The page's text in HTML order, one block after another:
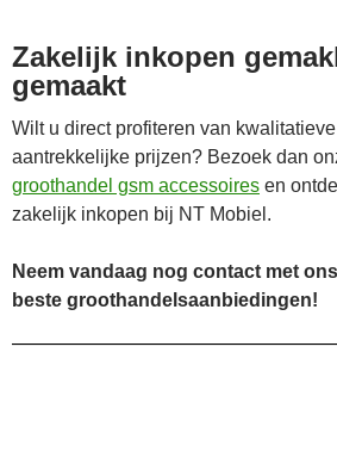
Zakelijk inkopen
gemaakt
Wilt u direct profiteren van
aantrekkelijke prijzen? Bezoek dan
groothandel gsm accessoires en
zakelijk inkopen bij NT Mobiel.
Neem vandaag nog contact met
beste groothandelsaanbiedingen!